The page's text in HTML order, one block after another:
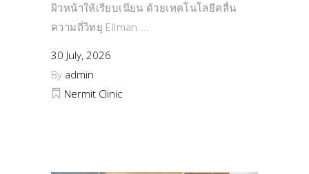
ผิวหน้าให้เรียบเนียน ด้วยเทคโนโลยีคลื่น
ความถี่วิทยุ Ellman
30 July, 2026
By admin
Nermit Clinic